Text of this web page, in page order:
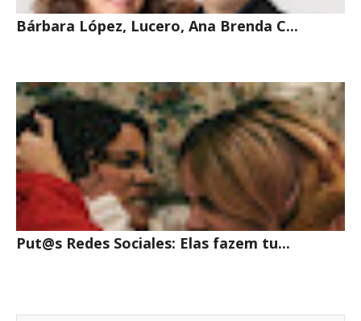
Bárbara López, Lucero, Ana Brenda C...
Put@s Redes Sociales: Elas fazem tu...